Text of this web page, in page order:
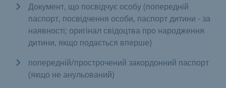
Документ, що посвідчує особу (попередній
паспорт, посвідчення особи, паспорт дитини - за
наявності; оригінал свідоцтва про народження
дитини, якщо подається вперше)
попередній/прострочений закордонний паспорт
(якщо не анульований)